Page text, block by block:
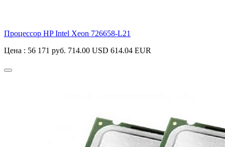
Процессор HP Intel Xeon 726658-L21
Цена : 56 171 руб. 714.00 USD 614.04 EUR